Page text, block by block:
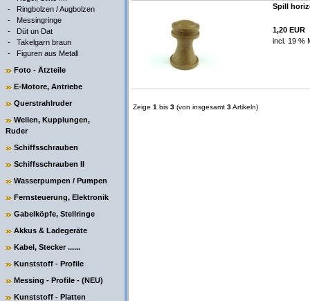
- Ringbolzen / Augbolzen
- Messingringe
- Düt un Dat
- Takelgarn braun
- Figuren aus Metall
Foto - Ätzteile
E-Motore, Antriebe
Querstrahlruder
Wellen, Kupplungen,
Ruder
Schiffsschrauben
Schiffsschrauben II
Wasserpumpen / Pumpen
Fernsteuerung, Elektronik
Gabelköpfe, Stellringe
Akkus & Ladegeräte
Kabel, Stecker ......
Kunststoff - Profile
Messing - Profile - (NEU)
Kunststoff - Platten
Spill
1,20 EUR
incl. 19 %
Zeige 1 bis 3 (von insgesamt 3Artikeln)